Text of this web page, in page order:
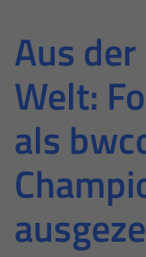
Aus
Welt:
als